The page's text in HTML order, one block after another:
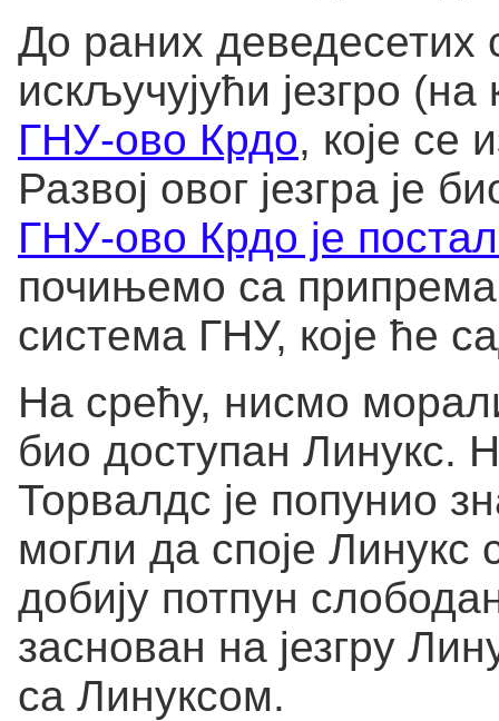
До раних деведесетих
искључујући језгро
ГНУ-ово Крдо, које се
Развој овог језгра је
ГНУ-ово Крдо је
почињемо са
система ГНУ, које ће
На срећу, нисмо
био доступан Линукс.
Торвалдс је попунио
могли да споје
добију потпун
заснован на језгру
са Линуксом.